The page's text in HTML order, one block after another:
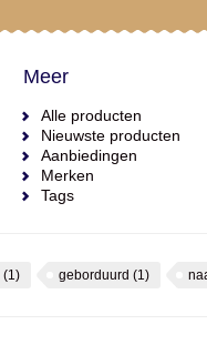
Meer
Alle producten
Nieuwste producten
Aanbiedingen
Merken
Tags
(1) geborduurd (1)